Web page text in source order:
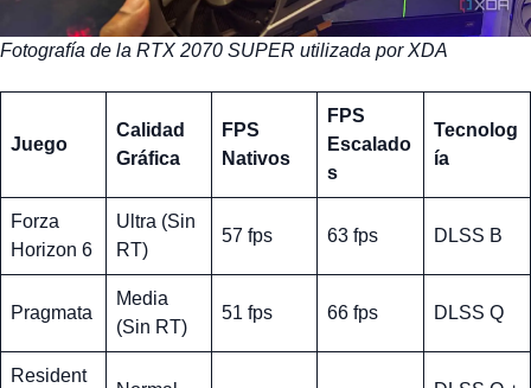
Fotografía de la RTX 2070 SUPER utilizada por XDA
Juego
Calidad
Gráfica
FPS
Nativos
FPS
Escalado
s
Tecnolog
ía
Forza
Horizon 6
Ultra (Sin
RT)
57 fps 63 fps DLSS B
Pragmata
Media
(Sin RT)
51 fps 66 fps DLSS Q
Resident